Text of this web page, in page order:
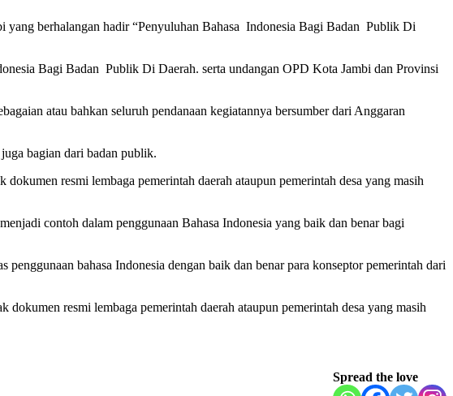
berhalangan hadir “Penyuluhan Bahasa Indonesia Bagi Badan Publik Di
Bagi Badan Publik Di Daerah. serta undangan OPD Kota Jambi dan Provinsi
atau bahkan seluruh pendanaan kegiatannya bersumber dari Anggaran
bagian dari badan publik.
resmi lembaga pemerintah daerah ataupun pemerintah desa yang masih
contoh dalam penggunaan Bahasa Indonesia yang baik dan benar bagi
bahasa Indonesia dengan baik dan benar para konseptor pemerintah dari
resmi lembaga pemerintah daerah ataupun pemerintah desa yang masih
Spread the love